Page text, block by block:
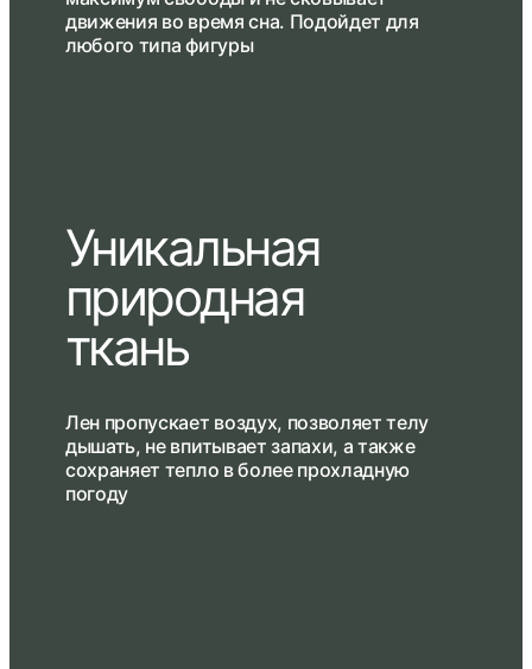
движения во время сна. Подойдет для
любого типа фигуры
Уникальная
природная
ткань
Лен пропускает воздух, позволяет телу
дышать, не впитывает запахи, а также
сохраняет тепло в более прохладную
погоду